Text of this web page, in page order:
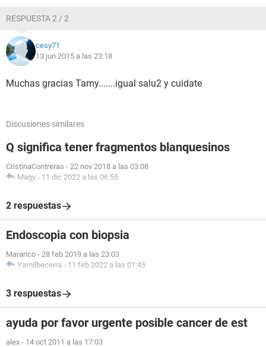
RESPUESTA 2 / 2
cesy71
13 jun 2015 a las 23:18
Muchas gracias Tamy.......igual salu2 y cuidate
Discusiones similares
Q significa tener fragmentos blanquesinos
CristinaContreras - 22 nov 2018 a las 03:08
Magy - 11 dic 2022 a las 06:55
2 respuestas
Endoscopia con biopsia
Mararico - 28 feb 2019 a las 23:03
Yamilbecerra - 11 feb 2022 a las 01:45
3 respuestas
ayuda por favor urgente posible cancer de est
alex - 14 oct 2011 a las 17:03